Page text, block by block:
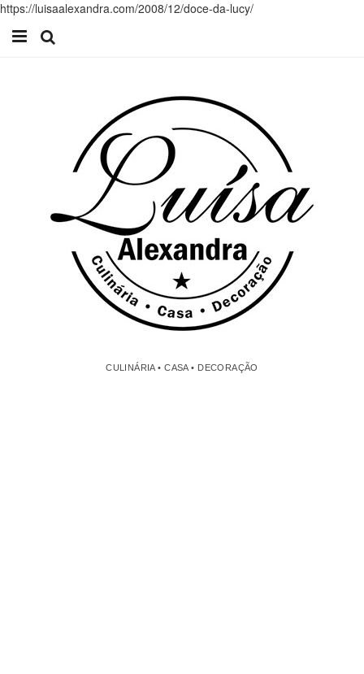
https://luisaalexandra.com/2008/12/doce-da-lucy/
CULINÁRIA • CASA • DECORAÇÃO